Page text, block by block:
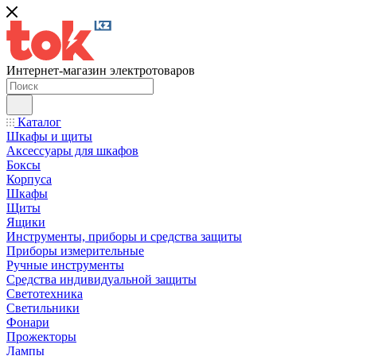
Интернет-магазин электротоваров
Каталог
Шкафы и щиты
Аксессуары для шкафов
Боксы
Корпуса
Шкафы
Щиты
Ящики
Инструменты, приборы и средства защиты
Приборы измерительные
Ручные инструменты
Средства индивидуальной защиты
Светотехника
Светильники
Фонари
Прожекторы
Лампы